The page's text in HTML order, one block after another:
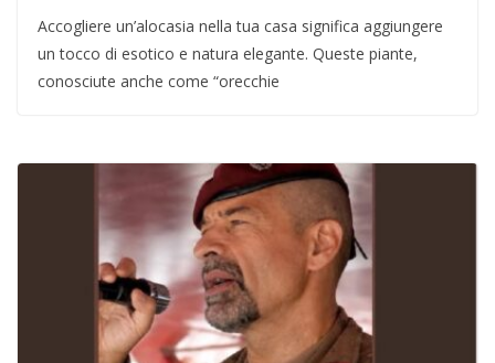
Accogliere un’alocasia nella tua casa significa aggiungere
un tocco di esotico e natura elegante. Queste piante,
conosciute anche come “orecchie